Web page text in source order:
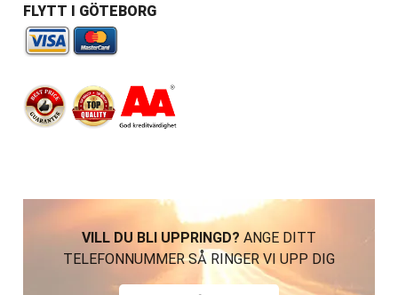
FLYTT I GÖTEBORG
VILL DU BLI UPPRINGD? ANGE DITT
TELEFONNUMMER SÅ RINGER VI UPP DIG